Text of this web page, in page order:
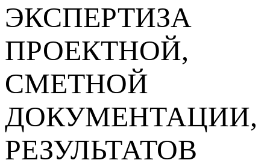
ЭКСПЕРТИЗА
ПРОЕКТНОЙ,
СМЕТНОЙ
ДОКУМЕНТАЦИИ,
РЕЗУЛЬТАТОВ